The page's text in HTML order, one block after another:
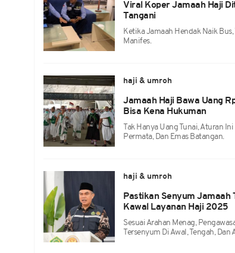
Viral Koper Jamaah Haji
Tangani
Ketika Jamaah Hendak Naik
Manifes.
haji & umroh
Jamaah Haji Bawa Uang
Bisa Kena Hukuman
Tak Hanya Uang Tunai, Aturan
Permata, Dan Emas Batangan.
haji & umroh
Pastikan Senyum
Kawal Layanan Haji 2025
Sesuai Arahan Menag,
Tersenyum Di Awal, Tengah, Dan